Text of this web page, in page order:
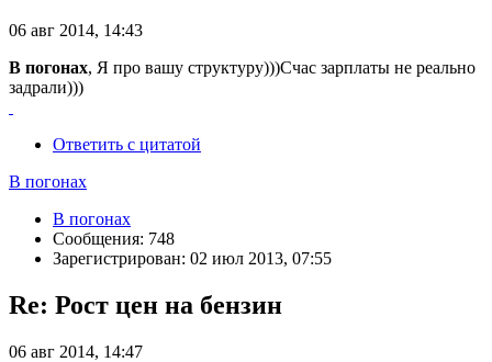
06 авг 2014, 14:43
В погонах, Я про вашу структуру)))Счас зарплаты не реально
задрали)))
Ответить с цитатой
В погонах
В погонах
Сообщения: 748
Зарегистрирован: 02 июл 2013, 07:55
Re: Рост цен на бензин
06 авг 2014, 14:47